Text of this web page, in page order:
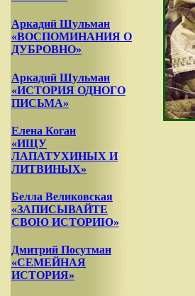
Аркадий Шульман
«ВОСПОМИНАНИЯ О
ДУБРОВНО»
Аркадий Шульман
«ИСТОРИЯ ОДНОГО
ПИСЬМА»
Елена Коган
«ИЩУ
ЛАПАТУХИНЫХ И
ЛИТВИНЫХ»
Белла Великовская
«ЗАПИСЫВАЙТЕ
СВОЮ ИСТОРИЮ»
Дмитрий Посутман
«СЕМЕЙНАЯ
ИСТОРИЯ»